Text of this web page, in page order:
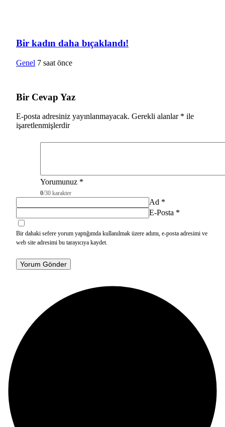
Bir kadın daha bıçaklandı!
Genel 7 saat önce
Bir Cevap Yaz
E-posta adresiniz yayınlanmayacak. Gerekli alanlar * ile
işaretlenmişlerdir
Yorumunuz *
0/30 karakter
Ad *
E-Posta *
Bir dahaki sefere yorum yaptığımda kullanılmak üzere adımı, e-posta adresimi ve
web site adresimi bu tarayıcıya kaydet.
Yorum Gönder